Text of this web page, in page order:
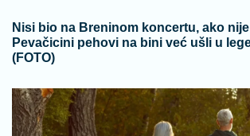
Nisi bio na Breninom koncertu, ako
Pevačicini pehovi na bini već ušli u
(FOTO)